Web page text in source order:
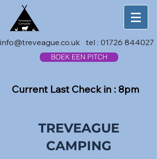
info@treveague.co.uk tel : 01726 844027
BOEK EEN PITCH
Current Last Check in : 8pm
TREVEAGUE
CAMPING